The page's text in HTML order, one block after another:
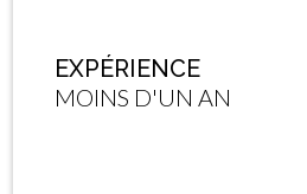
EXPÉRIENCE
MOINS D'UN AN